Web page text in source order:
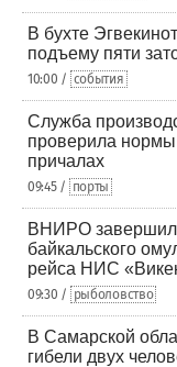
В бухте
подъему пяти
10:00 / события
Служба
проверила нормы
причалах
09:45 / порты
ВНИРО
байкальского
рейса НИС
09:30 / рыболовство
В Самарской
гибели двух